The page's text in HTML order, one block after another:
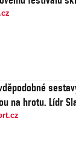
na hrotu. Lídr